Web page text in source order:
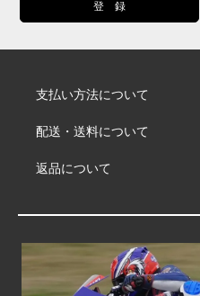
支払い方法について
配送・送料について
返品について